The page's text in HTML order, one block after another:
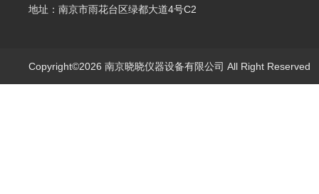
地址：南京市雨花台区绿都大道4号C2
Copyright©2026 南京晓晓仪器设备有限公司 All Right